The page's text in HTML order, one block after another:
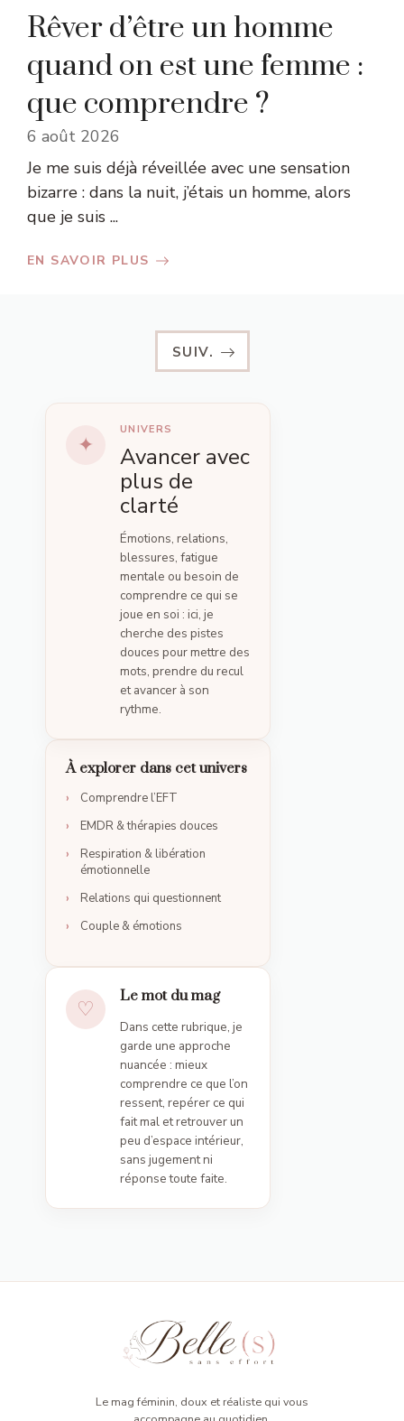
Rêver d’être un homme
quand on est une femme :
que comprendre ?
6 août 2026
Je me suis déjà réveillée avec une sensation
bizarre : dans la nuit, j’étais un homme, alors
que je suis ...
EN SAVOIR PLUS
SUIV.
UNIVERS
Avancer avec
plus de
clarté
Émotions, relations,
blessures, fatigue
mentale ou besoin de
comprendre ce qui se
joue en soi : ici, je
cherche des pistes
douces pour mettre des
mots, prendre du recul
et avancer à son
rythme.
À explorer dans cet univers
Comprendre l’EFT
EMDR & thérapies douces
Respiration & libération
émotionnelle
Relations qui questionnent
Couple & émotions
Le mot du mag
Dans cette rubrique, je
garde une approche
nuancée : mieux
comprendre ce que l’on
ressent, repérer ce qui
fait mal et retrouver un
peu d’espace intérieur,
sans jugement ni
réponse toute faite.
Le mag féminin, doux et réaliste qui vous